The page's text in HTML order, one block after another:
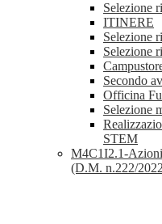
Selezione
ITINERE
Selezione
Selezione
Secondo
Officina
Selezione
STEM
M4C1I2.1-
(D.M. n.222/